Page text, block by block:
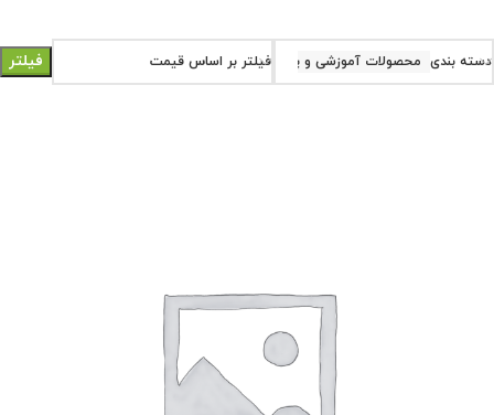
دسته بندی محصولات آموزشی و پرورشیفیلتر بر اساس قیمت فیلتر